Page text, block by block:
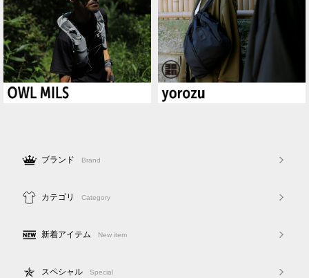
ブランド Brand
カテゴリ Category
新着アイテム New item
スペシャル Special